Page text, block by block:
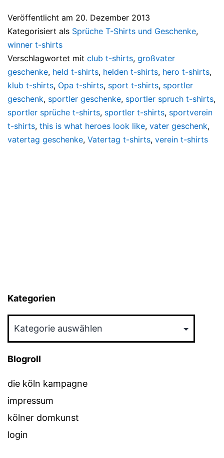
Veröffentlicht am 20. Dezember 2013
Kategorisiert als Sprüche T-Shirts und Geschenke,
winner t-shirts
Verschlagwortet mit club t-shirts, großvater
geschenke, held t-shirts, helden t-shirts, hero t-shirts,
klub t-shirts, Opa t-shirts, sport t-shirts, sportler
geschenk, sportler geschenke, sportler spruch t-shirts,
sportler sprüche t-shirts, sportler t-shirts, sportverein
t-shirts, this is what heroes look like, vater geschenk,
vatertag geschenke, Vatertag t-shirts, verein t-shirts
Kategorien
Blogroll
die köln kampagne
impressum
kölner domkunst
login